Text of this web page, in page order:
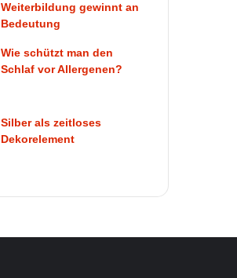
Weiterbildung gewinnt an
Bedeutung
Wie schützt man den
Schlaf vor Allergenen?
Silber als zeitloses
Dekorelement